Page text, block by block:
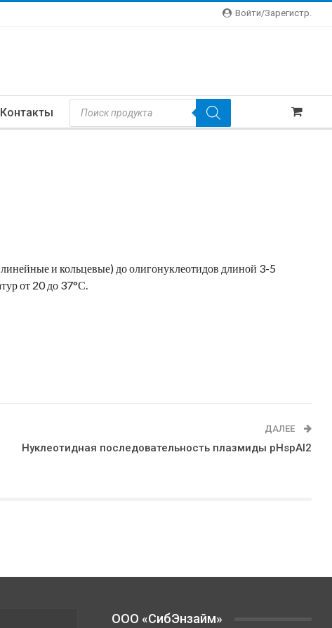
Войти/зарегистр.
Контакты
Поиск
Товаров
и кольцевые) до олигонуклеотидов длиной 3-5
от 20 до 37°С.
ДАЛЕЕ
Нуклеотидная последовательность плазмиды pHspAI2
OOO «СибЭнзайм»